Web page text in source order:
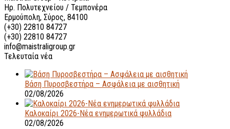
Ηρ. Πολυτεχνείου / Τεμπονέρα
Ερμούπολη, Σύρος, 84100
(+30) 22810 84727
(+30) 22810 84727
info@maistraligroup.gr
Τελευταία νέα
Βάση Πυροσβεστήρα – Ασφάλεια με αισθητική
02/08/2026
Καλοκαίρι 2026-Νέα ενημερωτικά φυλλάδια
02/08/2026